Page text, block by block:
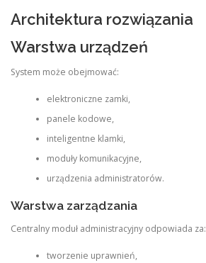
Architektura rozwiązania
Warstwa urządzeń
System może obejmować:
elektroniczne zamki,
panele kodowe,
inteligentne klamki,
moduły komunikacyjne,
urządzenia administratorów.
Warstwa zarządzania
Centralny moduł administracyjny odpowiada za:
tworzenie uprawnień,